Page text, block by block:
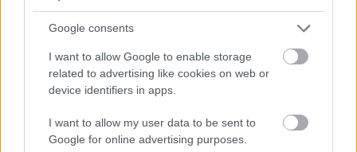
Google consents
I want to allow Google to enable storage
related to advertising like cookies on web or
device identifiers in apps.
I want to allow my user data to be sent to
Google for online advertising purposes.
BÉRLETTEL A ZENEAKADÉMIÁRA